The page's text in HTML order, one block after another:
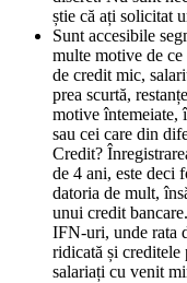
știe că ați solicitat
Sunt accesibile
multe motive de
de credit mic,
prea scurtă,
motive întemeiate,
sau cei care din
Credit?
de 4 ani, este deci
datoria de mult,
unui credit
IFN-uri, unde rata
ridicată și creditele
salariați cu venit